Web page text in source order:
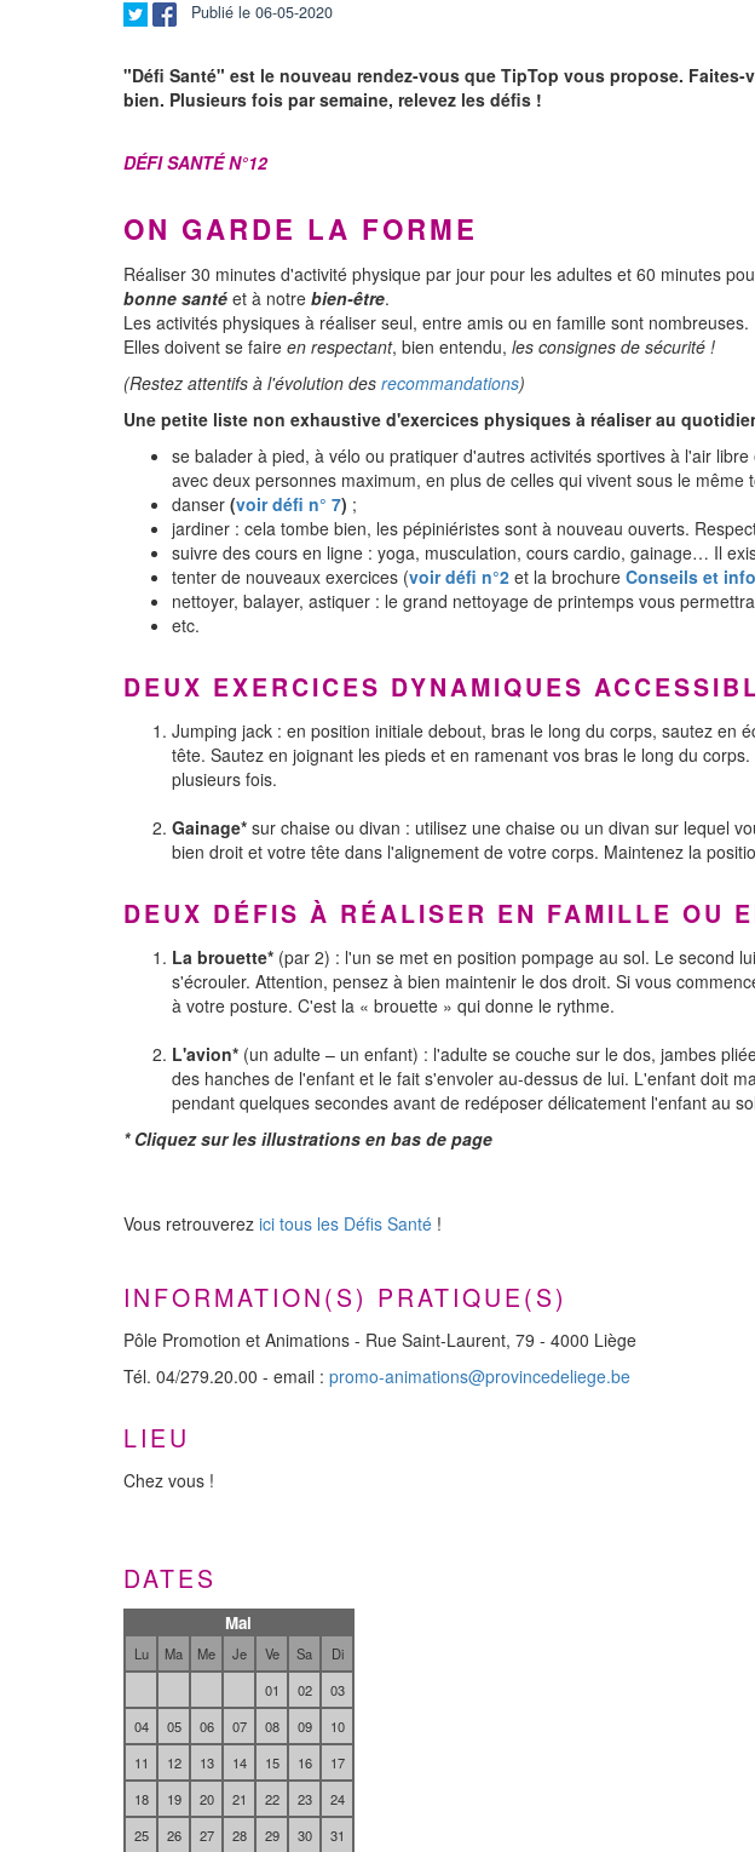
Publié le 06-05-2020
"Défi Santé" est le nouveau rendez-vous que TipTop vous propose.
bien. Plusieurs fois par semaine, relevez les défis !
DÉFI SANTÉ N°12
ON GARDE LA FORME
Réaliser 30 minutes d'activité physique par jour pour les adultes et 60 minutes
bonne santé et à notre bien-être.
Les activités physiques à réaliser seul, entre amis ou en famille sont nombreuses.
Elles doivent se faire en respectant, bien entendu, les consignes de sécurité !
(Restez attentifs à l'évolution des recommandations)
Une petite liste non exhaustive d'exercices physiques à réaliser au
se balader à pied, à vélo ou pratiquer d'autres activités sportives à l'air
avec deux personnes maximum, en plus de celles qui vivent sous le
danser (voir défi n° 7) ;
jardiner : cela tombe bien, les pépiniéristes sont à nouveau ouverts.
suivre des cours en ligne : yoga, musculation, cours cardio, gainage… Il
tenter de nouveaux exercices (voir défi n°2 et la brochure Conseils et
nettoyer, balayer, astiquer : le grand nettoyage de printemps vous
etc.
DEUX EXERCICES DYNAMIQUES
Jumping jack : en position initiale debout, bras le long du corps, sautez
tête. Sautez en joignant les pieds et en ramenant vos bras le long du
plusieurs fois.
Gainage* sur chaise ou divan : utilisez une chaise ou un divan sur lequel
bien droit et votre tête dans l'alignement de votre corps. Maintenez la
DEUX DÉFIS À RÉALISER EN FAMILLE OU
La brouette* (par 2) : l'un se met en position pompage au sol. Le second
s'écrouler. Attention, pensez à bien maintenir le dos droit. Si vous
à votre posture. C'est la « brouette » qui donne le rythme.
L'avion* (un adulte – un enfant) : l'adulte se couche sur le dos, jambes
des hanches de l'enfant et le fait s'envoler au-dessus de lui. L'enfant doit
pendant quelques secondes avant de redéposer délicatement l'enfant au
* Cliquez sur les illustrations en bas de page
Vous retrouverez ici tous les Défis Santé !
INFORMATION(S) PRATIQUE(S)
Pôle Promotion et Animations - Rue Saint-Laurent, 79 - 4000 Liège
Tél. 04/279.20.00 - email : promo-animations@provincedeliege.be
LIEU
Chez vous !
DATES
Mai
Lu Ma Me Je Ve Sa
Di
01
02
03
04
05 06 07 08 09
10
11
12 13 14 15 16
17
18
19 20 21 22 23
24
25
26 27 28 29 30 31